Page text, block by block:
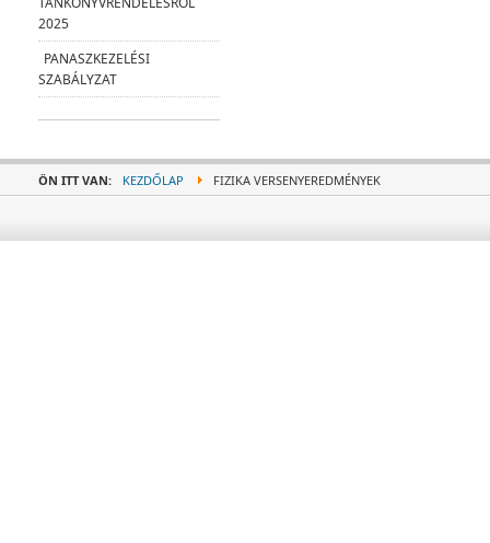
2025
PANASZKEZELÉSI
SZABÁLYZAT
ÖN ITT VAN: KEZDŐLAP FIZIKA VERSENYEREDMÉNYEK